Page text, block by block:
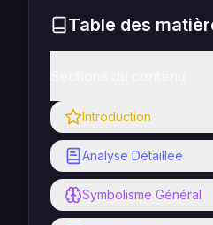
Table des
Introduction
Analyse Détaillée
Symbolisme Général